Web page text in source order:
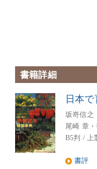
書籍詳細
日本
坂嵜信
尾崎 章
B5判 / 上
書評